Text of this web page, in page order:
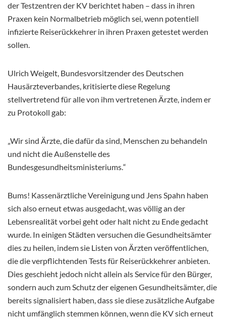
der Testzentren der KV berichtet haben – dass in ihren
Praxen kein Normalbetrieb möglich sei, wenn potentiell
infizierte Reiserückkehrer in ihren Praxen getestet werden
sollen.
Ulrich Weigelt, Bundesvorsitzender des Deutschen
Hausärzteverbandes, kritisierte diese Regelung
stellvertretend für alle von ihm vertretenen Ärzte, indem er
zu Protokoll gab:
„Wir sind Ärzte, die dafür da sind, Menschen zu behandeln
und nicht die Außenstelle des
Bundesgesundheitsministeriums.“
Bums! Kassenärztliche Vereinigung und Jens Spahn haben
sich also erneut etwas ausgedacht, was völlig an der
Lebensrealität vorbei geht oder halt nicht zu Ende gedacht
wurde. In einigen Städten versuchen die Gesundheitsämter
dies zu heilen, indem sie Listen von Ärzten veröffentlichen,
die die verpflichtenden Tests für Reiserückkehrer anbieten.
Dies geschieht jedoch nicht allein als Service für den Bürger,
sondern auch zum Schutz der eigenen Gesundheitsämter, die
bereits signalisiert haben, dass sie diese zusätzliche Aufgabe
nicht umfänglich stemmen können, wenn die KV sich erneut